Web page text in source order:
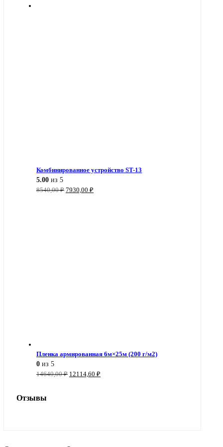
Комбинированное устройство ST-13
5.00 из 5
8540,00₽ Первоначальная
7930,00 ₽
Пленка армированная 6м×25м (200 г/м2)
0 из 5
14640,00₽ Первоначальная
12114,60 ₽
Отзывы